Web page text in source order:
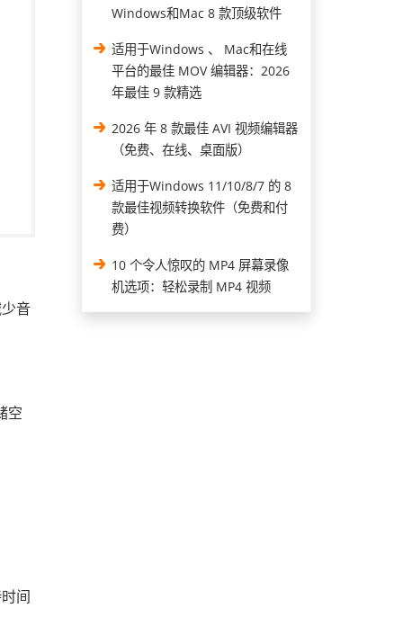
音
空
间
Windows和Mac 8 款顶级软件
适用于Windows 、 Mac和在线
平台的最佳 MOV 编辑器：2026
年最佳 9 款精选
2026 年 8 款最佳 AVI 视频编辑器
（免费、在线、桌面版）
适用于Windows 11/10/8/7 的 8
款最佳视频转换软件（免费和付
费）
10 个令人惊叹的 MP4 屏幕录像
机选项：轻松录制 MP4 视频